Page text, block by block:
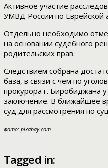
Активное участие
УМВД России по Еврейской
Отдельно необходимо
на основании судебного
родительских прав.
Следствием собрана
база, в связи с чем по
прокурора г. Биробиджана
заключение. В ближайшее
суд для рассмотрения по
фото: pixabay.com
Tagged in: